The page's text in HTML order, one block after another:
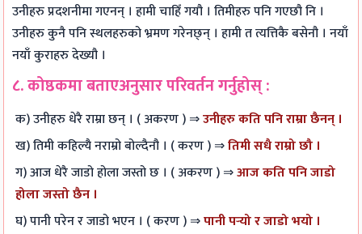
उनीहरु प्रदशनीमा गएनन् । हामी चाहिँ गयौ । तिमीहरु पनि गएछौ नि ।
उनीहरु कुनै पनि स्थलहरुको भ्रमण गरेनछ्न् । हामी त त्यत्तिकै बसेनौ । नयाँ
नयाँ कुराहरु देख्यौ ।
८. कोष्ठकमा बताएअनुसार परिवर्तन गर्नुहोस् :
क) उनीहरु धेरै राम्रा छन् । ( अकरण ) ⇒उनीहरु कति पनि राम्रा छैनन् ।
ख) तिमी कहिल्यै नराम्रो बोल्दैनौ । ( करण ) ⇒तिमी सधै राम्रो छौ ।
ग) आज धेरै जाडो होला जस्तो छ । ( अकरण ) ⇒आज कति पनि जाडो
होला जस्तो छैन ।
घ) पानी परेन र जाडो भएन । ( करण ) ⇒पानी पर्‍यो र जाडो भयो ।